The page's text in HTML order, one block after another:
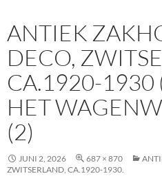
ANTIEK
DECO,
CA.1920-1930
HET
(2)
JUNI 2, 2026 687 × 870
ZWITSERLAND, CA.1920-1930.